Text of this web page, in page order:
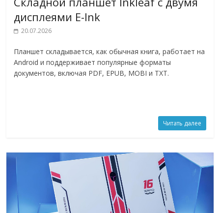
дисплеями E-Ink
20.07.2026
Планшет складывается, как обычная книга, работает на
Android и поддерживает популярные форматы
документов, включая PDF, EPUB, MOBI и TXT.
Читать далее